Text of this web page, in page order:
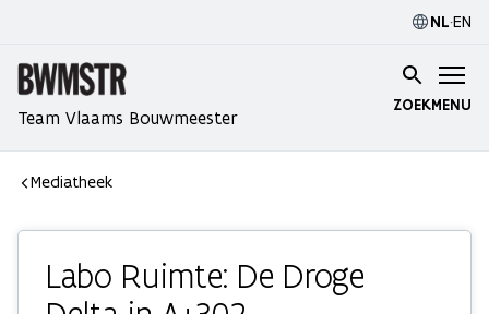
NL·EN
Team Vlaams Bouwmeester
ZOEKMENU
Mediatheek
Labo Ruimte: De Droge